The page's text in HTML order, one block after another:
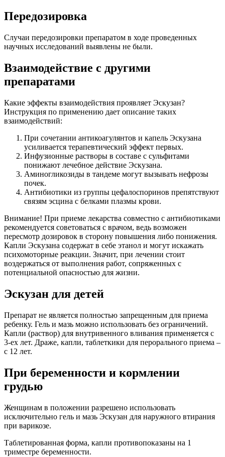
Передозировка
Случаи передозировки препаратом в ходе проведенных
научных исследований выявлены не были.
Взаимодействие с другими
препаратами
Какие эффекты взаимодействия проявляет Эскузан?
Инструкция по применению дает описание таких
взаимодействий:
При сочетании антикоагулянтов и капель Эскузана
усиливается терапевтический эффект первых.
Инфузионные растворы в составе с сульфитами
понижают лечебное действие Эскузана.
Аминогликозиды в тандеме могут вызывать нефрозы
почек.
Антибиотики из группы цефалоспоринов препятствуют
связям эсцина с белками плазмы крови.
Внимание! При приеме лекарства совместно с антибиотиками
рекомендуется советоваться с врачом, ведь возможен
пересмотр дозировок в сторону повышения либо понижения.
Капли Эскузана содержат в себе этанол и могут искажать
психомоторные реакции. Значит, при лечении стоит
воздержаться от выполнения работ, сопряженных с
потенциальной опасностью для жизни.
Эскузан для детей
Препарат не является полностью запрещенным для приема
ребенку. Гель и мазь можно использовать без ограничений.
Капли (раствор) для внутривенного вливания применяется с
3-ех лет. Драже, капли, таблеткики для перорального приема –
с 12 лет.
При беременности и кормлении
грудью
Женщинам в положении разрешено использовать
исключительно гель и мазь Эскузан для наружного втирания
при варикозе.
Таблетированная форма, капли противопоказаны на 1
триместре беременности.